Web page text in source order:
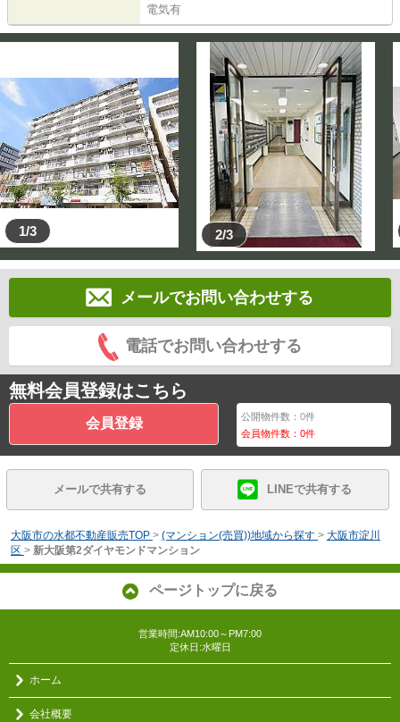
電気有
1/3 2/3
メールでお問い合わせする
電話でお問い合わせする
無料会員登録はこちら
会員登録 公開物件数：0件
会員物件数：0件
メールで共有する LINEで共有する
大阪市の水都不動産販売TOP > (マンション(売買))地域から探す > 大阪市淀川
区 > 新大阪第2ダイヤモンドマンション
ページトップに戻る
営業時間:AM10:00～PM7:00
定休日:水曜日
ホーム
会社概要